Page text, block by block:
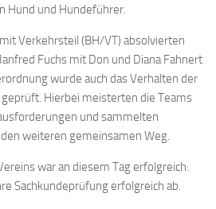
Hund und Hundeführer.
Verkehrsteil (BH/VT) absolvierten
Fuchs mit Don und Diana Fahnert
wurde auch das Verhalten der
Hierbei meisterten die Teams
und sammelten
weiteren gemeinsamen Weg.
war an diesem Tag erfolgreich:
Sachkundeprüfung erfolgreich ab.